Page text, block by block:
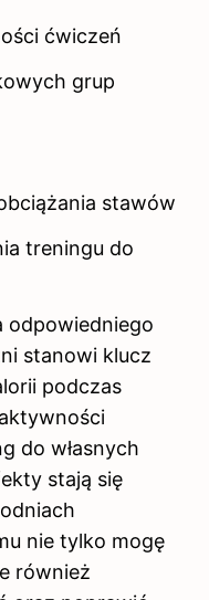
ćwiczeń
grup
stawów
treningu do
odpowiedniego
stanowi klucz
podczas
do własnych
stają się
nie tylko mogę
również